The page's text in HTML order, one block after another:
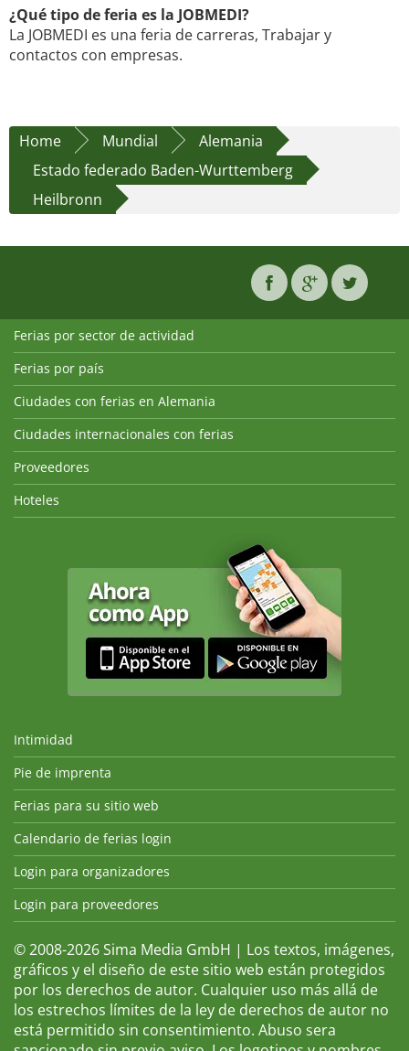
¿Qué tipo de feria es la JOBMEDI?
La JOBMEDI es una feria de carreras, Trabajar y
contactos con empresas.
Home Mundial
Alemania
Estado federado Baden-Wurttemberg
Heilbronn
Ferias por sector de actividad
Ferias por país
Ciudades con ferias en Alemania
Ciudades internacionales con ferias
Proveedores
Hoteles
Intimidad
Pie de imprenta
Ferias para su sitio web
Calendario de ferias login
Login para organizadores
Login para proveedores
© 2008-2026 Sima Media GmbH | Los textos, imágenes,
gráficos y el diseño de este sitio web están protegidos
por los derechos de autor. Cualquier uso más allá de
los estrechos límites de la ley de derechos de autor no
está permitido sin consentimiento. Abuso sera